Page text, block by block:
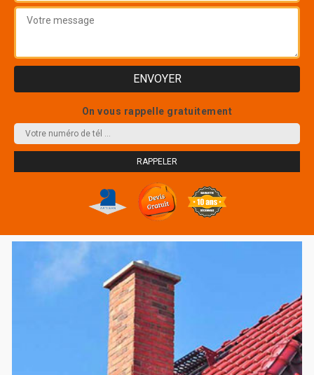
On vous rappelle gratuitement